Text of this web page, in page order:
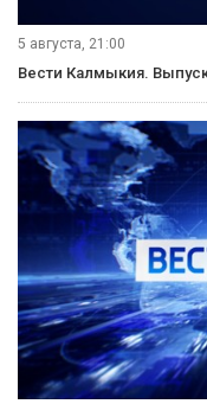
5 августа, 21:10
Вести Калмыкия.